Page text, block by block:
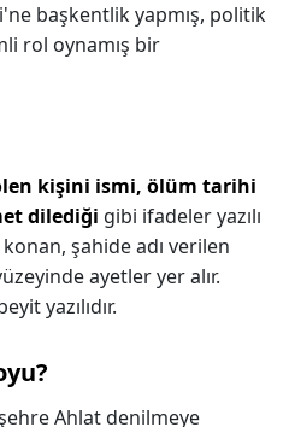
başkentlik yapmış, politik
rol oynamış bir
kişini ismi, ölüm tarihi
dilediği gibi ifadeler yazılı
konan, şahide adı verilen
ayetler yer alır.
yazılıdır.
Ahlat denilmeye